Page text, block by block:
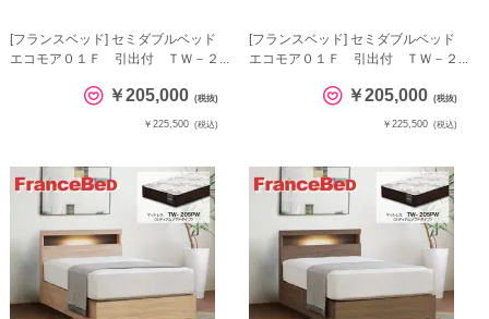
[フランスベッド] セミダブルベッド
エコモア０１Ｆ 引出付 ＴＷ－２...
￥205,000 (税抜)
￥225,500 (税込)
[フランスベッド] セミダブルベッド
エコモア０１Ｆ 引出付 ＴＷ－２...
￥205,000 (税抜)
￥225,500 (税込)